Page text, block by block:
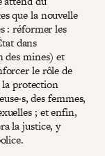
que la nouvelle
: réformer les
dans
des mines) et
le rôle de
la protection
des femmes,
; et enfin,
la justice, y